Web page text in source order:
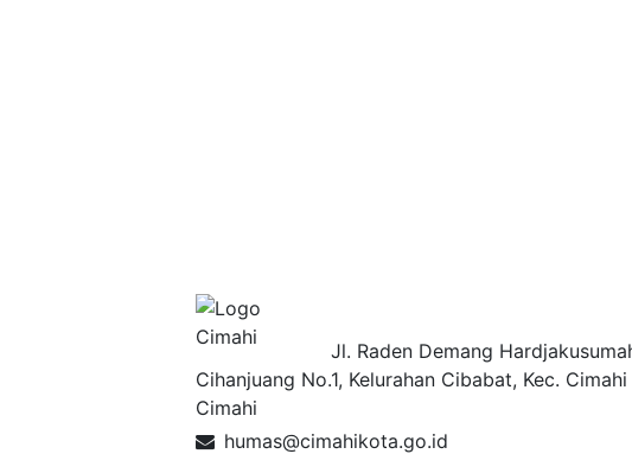
Jl. Raden Demang
Cihanjuang No.1, Kelurahan Cibabat, Kec.
Cimahi
humas@cimahikota.go.id